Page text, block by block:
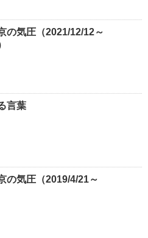
の気圧（2021/12/12～
言葉
の気圧（2019/4/21～